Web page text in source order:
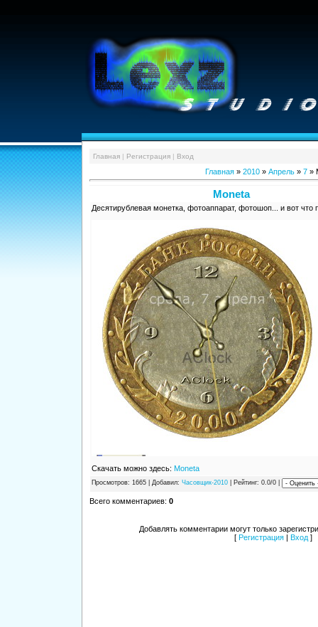
Главная| Регистрация| Вход
Главная » 2010 » Апрель » 7 »
Moneta
Десятирублевая монетка, фотоаппарат, фотошоп... и вот что
Скачать можно здесь: Moneta
Просмотров: 1665 | Добавил: Часовщик-2010| Рейтинг: 0.0/0 |
Всего комментариев: 0
Добавлять комментарии могут только
[ Регистрация Вход ]